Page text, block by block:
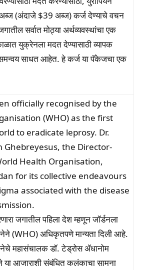
(अंदाजे $39 अब्ज) कर्ज देण्याचे वचन
सर्वात मोठ्या अर्थव्यवस्थांचा एक
युक्रेनला मदत देण्यासाठी व्यापक
साधत आहेत. हे कर्ज या पॅकेजचा एक
officially recognised by the
(WHO) as the first
to eradicate leprosy. Dr.
Ghebreyesus, the Director-
Health Organisation,
for its collective endeavours
associated with the disease
जगातील पहिला देश म्हणून जॉर्डनला
(WHO) अधिकृतपणे मान्यता दिली आहे.
महासंचालक डॉ. टेड्रोस ॲधानोम
या आजाराशी संबंधित कलंकाचा सामना